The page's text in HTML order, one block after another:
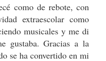
como de rebote, con
extraescolar como
musicales y me di
gustaba. Gracias a la
se ha convertido en mi